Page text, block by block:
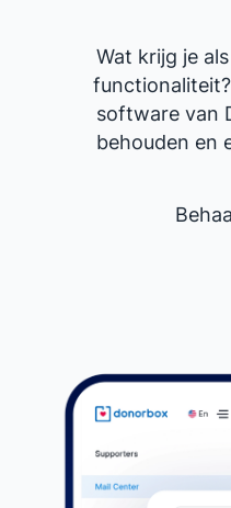
Wat krijg je
software van
behouden en